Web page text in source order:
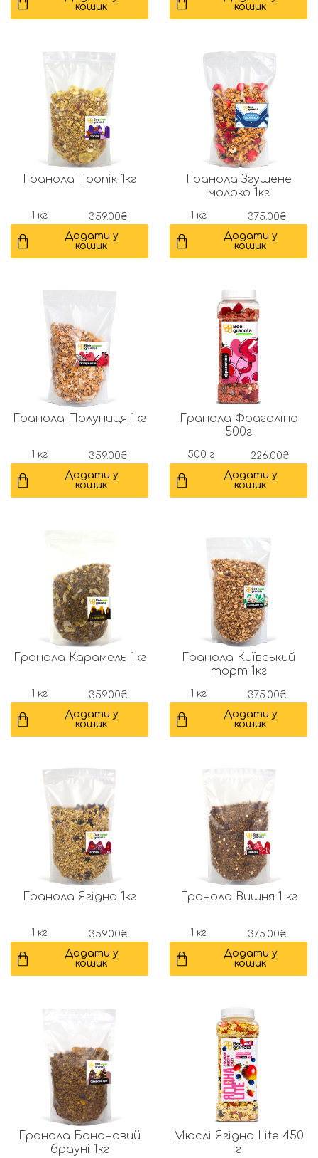
кошик
кошик
Гранола Тропік 1кг
1 кг 359.00₴
Додати у
кошик
Гранола Згущене
молоко 1кг
1 кг 375.00₴
Додати у
кошик
Гранола Полуниця 1кг
1 кг 359.00₴
Додати у
кошик
Гранола Фраголіно
500г
500 г 226.00₴
Додати у
кошик
Гранола Карамель 1кг
1 кг 359.00₴
Додати у
кошик
Гранола Київський
торт 1кг
1 кг 375.00₴
Додати у
кошик
Гранола Ягідна 1кг
1 кг 359.00₴
Додати у
кошик
Гранола Вишня 1 кг
1 кг 375.00₴
Додати у
кошик
Гранола Банановий
брауні 1кг
Мюслі Ягідна Lite 450
г